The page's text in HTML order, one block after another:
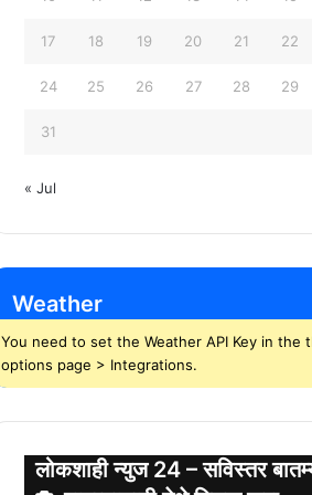
17 18 19 20 21 22
24 25 26 27 28 29
31
« Jul
Weather
You need to set the Weather API Key in the
options page > Integrations.
लोकशाही न्युज 24 – सविस्तर